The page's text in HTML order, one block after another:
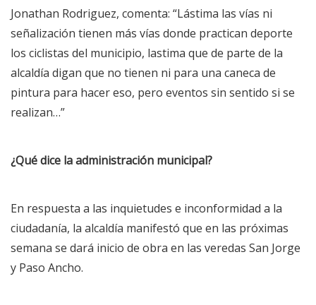
Jonathan Rodriguez, comenta: “Lástima las vías ni
señalización tienen más vías donde practican deporte
los ciclistas del municipio, lastima que de parte de la
alcaldía digan que no tienen ni para una caneca de
pintura para hacer eso, pero eventos sin sentido si se
realizan…”
¿Qué dice la administración municipal?
En respuesta a las inquietudes e inconformidad a la
ciudadanía, la alcaldía manifestó que en las próximas
semana se dará inicio de obra en las veredas San Jorge
y Paso Ancho.